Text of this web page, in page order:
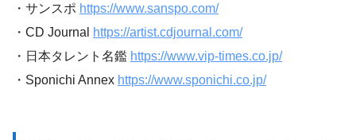
・サンスポ https://www.sanspo.com/
・CD Journal
https://artist.cdjournal.com/
・日本タレント名鑑 https://www.vip-times.co.jp/
・Sponichi Annex https://www.sponichi.co.jp/